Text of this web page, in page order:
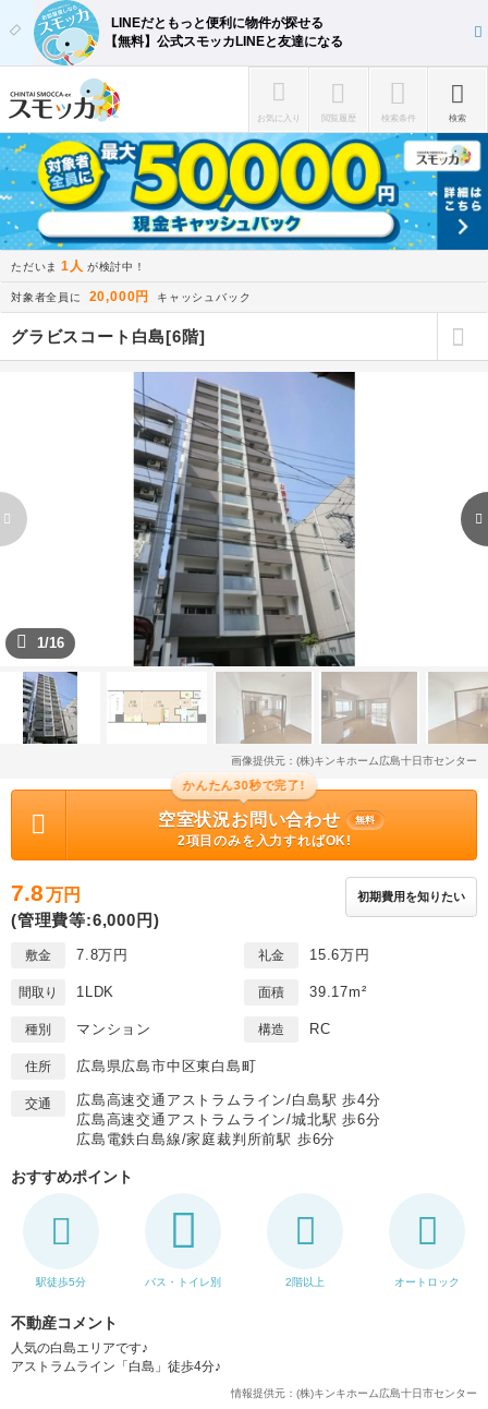
LINEだともっと便利に物件が探せる
【無料】公式スモッカLINEと友達になる
お気に入り 閲覧履歴 検索条件 検索
ただいま 1人 が検討中！
対象者全員に 20,000円 キャッシュバック
グラビスコート白島[6階]
1/16
画像提供元：(株)キンキホーム広島十日市センター
かんたん30秒で完了!
空室状況お問い合わせ 無料
2項目のみを入力すればOK!
7.8万円
(管理費等:6,000円)
初期費用を知りたい
敷金 7.8万円 礼金 15.6万円
間取り 1LDK 面積 39.17m²
種別 マンション 構造 RC
住所 広島県広島市中区東白島町
交通
広島高速交通アストラムライン/白島駅 歩4分
広島高速交通アストラムライン/城北駅 歩6分
広島電鉄白島線/家庭裁判所前駅 歩6分
おすすめポイント
駅徒歩5分 バス・トイレ別 2階以上 オートロック
不動産コメント
人気の白島エリアです♪
アストラムライン「白島」徒歩4分♪
情報提供元：(株)キンキホーム広島十日市センター